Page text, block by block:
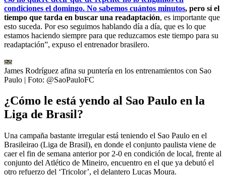
condiciones el domingo. No sabemos cuántos minutos, pero sí el
tiempo que tarda en buscar una readaptación, es importante que
esto suceda. Por eso seguimos hablando día a día, que es lo que
estamos haciendo siempre para que reduzcamos este tiempo para su
readaptación”, expuso el entrenador brasilero.
James Rodríguez afina su puntería en los entrenamientos con Sao
Paulo | Foto: @SaoPauloFC
¿Cómo le está yendo al Sao Paulo en la
Liga de Brasil?
Una campaña bastante irregular está teniendo el Sao Paulo en el
Brasileirao (Liga de Brasil), en donde el conjunto paulista viene de
caer el fin de semana anterior por 2-0 en condición de local, frente al
conjunto del Atlético de Mineiro, encuentro en el que ya debutó el
otro refuerzo del ‘Tricolor’, el delantero Lucas Moura.